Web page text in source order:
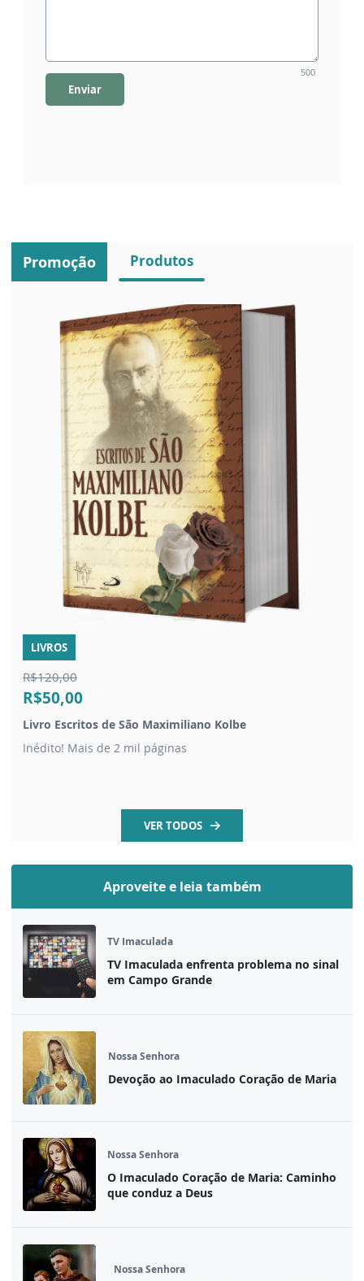
500
Enviar
Promoção Produtos
LIVROS
R$120,00
R$50,00
Livro Escritos de São Maximiliano Kolbe
Inédito! Mais de 2 mil páginas
VER TODOS
Aproveite e leia também
TV Imaculada
TV Imaculada enfrenta problema no sinal
em Campo Grande
Nossa Senhora
Devoção ao Imaculado Coração de Maria
Nossa Senhora
O Imaculado Coração de Maria: Caminho
que conduz a Deus
Nossa Senhora